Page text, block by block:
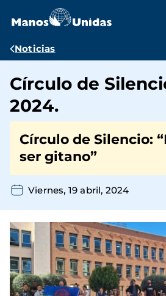
contenido
Ruta
navegación
Noticias
Círculo de
2024.
Círculo de Silencio:
ser gitano”
Viernes, 19 abril, 2024